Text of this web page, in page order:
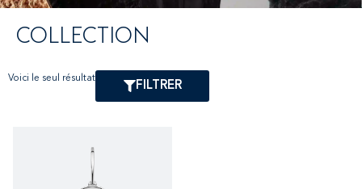
COLLECTION
Voici le seul résultat
FILTRER